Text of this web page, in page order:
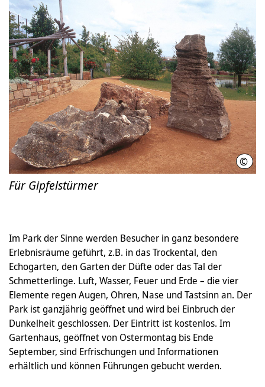
©
Für Gipfelstürmer
Im Park der Sinne werden Besucher in ganz besondere
Erlebnisräume geführt, z.B. in das Trockental, den
Echogarten, den Garten der Düfte oder das Tal der
Schmetterlinge. Luft, Wasser, Feuer und Erde – die vier
Elemente regen Augen, Ohren, Nase und Tastsinn an. Der
Park ist ganzjährig geöffnet und wird bei Einbruch der
Dunkelheit geschlossen. Der Eintritt ist kostenlos. Im
Gartenhaus, geöffnet von Ostermontag bis Ende
September, sind Erfrischungen und Informationen
erhältlich und können Führungen gebucht werden.